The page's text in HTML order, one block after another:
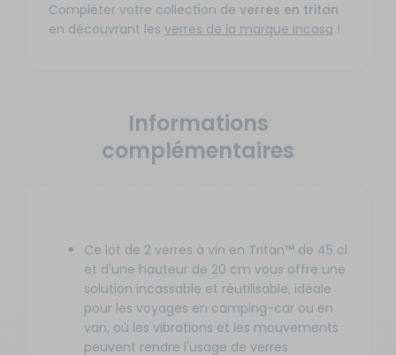
Compléter votre collection de verres en tritan
en découvrant les verres de la marque Incasa !
Informations
complémentaires
Ce lot de 2 verres à vin en Tritan™ de 45 cl
et d'une hauteur de 20 cm vous offre une
solution incassable et réutilisable, idéale
pour les voyages en camping-car ou en
van, où les vibrations et les mouvements
peuvent rendre l'usage de verres